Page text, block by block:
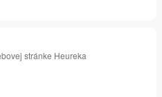
stránke Heureka